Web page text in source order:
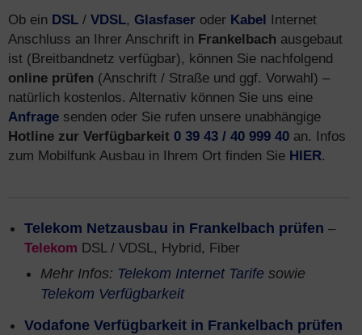
Ob ein DSL / VDSL, Glasfaser oder Kabel Internet
Anschluss an Ihrer Anschrift in Frankelbach ausgebaut
ist (Breitbandnetz verfügbar), können Sie nachfolgend
online prüfen (Anschrift / Straße und ggf. Vorwahl) –
natürlich kostenlos. Alternativ können Sie uns eine
Anfrage senden oder Sie rufen unsere unabhängige
Hotline zur Verfügbarkeit 0 39 43 / 40 999 40 an. Infos
zum Mobilfunk Ausbau in Ihrem Ort finden Sie HIER.
Telekom Netzausbau in Frankelbach prüfen –
Telekom DSL / VDSL, Hybrid, Fiber
Mehr Infos: Telekom Internet Tarife sowie
Telekom Verfügbarkeit
Vodafone Verfügbarkeit in Frankelbach prüfen